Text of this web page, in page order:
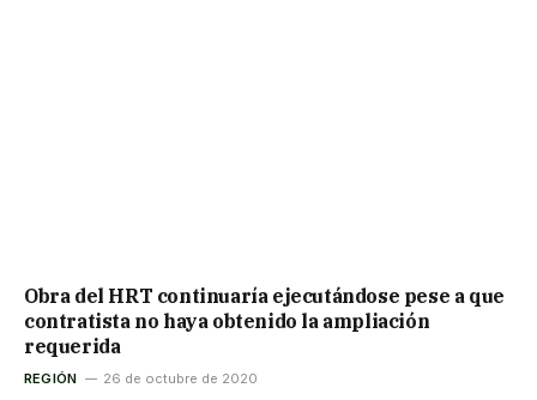
Obra del HRT continuaría ejecutándose pese a que
contratista no haya obtenido la ampliación
requerida
REGIÓN 26 de octubre de 2020